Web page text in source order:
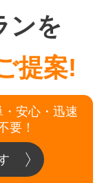
ンを
提案!
安心・迅速
要！